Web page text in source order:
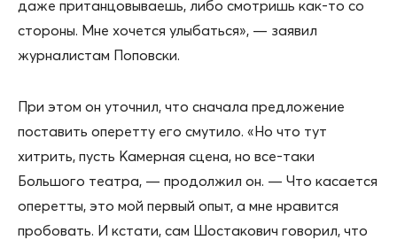
даже пританцовываешь, либо смотришь как-то со
стороны. Мне хочется улыбаться», — заявил
журналистам Поповски.
При этом он уточнил, что сначала предложение
поставить оперетту его смутило. «Но что тут
хитрить, пусть Камерная сцена, но все-таки
Большого театра, — продолжил он. — Что касается
оперетты, это мой первый опыт, а мне нравится
пробовать. И кстати, сам Шостакович говорил, что